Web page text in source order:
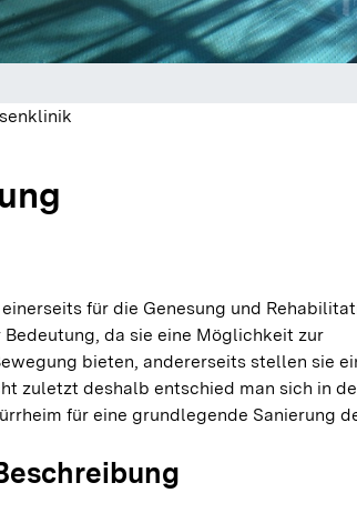
für die Genesung und
da sie eine Möglichkeit zur
bieten, andererseits stellen sie
zuletzt deshalb entschied man sich in
für eine grundlegende Sanierung